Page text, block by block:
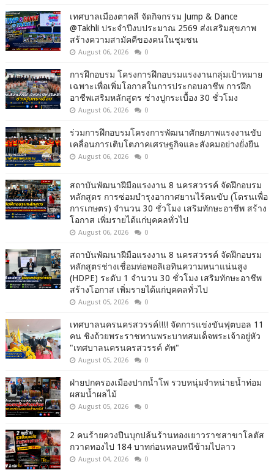
เทศบาลเมืองตาคลี จัดกิจกรรม Jump & Dance
@Takhli ประจำปีงบประมาณ 2569 ส่งเสริมสุขภาพ
สร้างความสามัคคีของคนในชุมชน
August 06, 2026 0
การฝึกอบรม โครงการฝึกอบรมแรงงานกลุ่มเป้าหมาย
เฉพาะเพื่อเพิ่มโอกาสในการประกอบอาชีพ การฝึก
อาชีพเสริมหลักสูตร ช่างปูกระเบื้อง 30 ชั่วโมง
August 06, 2026 0
ร่วมการฝึกอบรมโครงการพัฒนาศักยภาพแรงงานขับ
เคลื่อนการเติบโตภาคเศรษฐกิจและสังคมอย่างยั่งยืน
August 06, 2026 0
สถาบันพัฒนาฝีมือแรงงาน 8 นครสวรรค์ จัดฝึกอบรม
หลักสูตร การซ่อมบำรุงอากาศยานไร้คนขับ (โดรนเพื่อ
การเกษตร) จำนวน 30 ชั่วโมง เสริมทักษะอาชีพ สร้าง
โอกาส เพิ่มรายได้แก่บุคคลทั่วไป
August 06, 2026 0
สถาบันพัฒนาฝีมือแรงงาน 8 นครสวรรค์ จัดฝึกอบรม
หลักสูตรช่างเชื่อมท่อพอลิเอทินความหนาแน่นสูง
(HDPE) ระดับ 1 จำนวน 30 ชั่วโมง เสริมทักษะอาชีพ
สร้างโอกาส เพิ่มรายได้แก่บุคคลทั่วไป
August 05, 2026 0
เทศบาลนครนครสวรรค์!!!! จัดการแข่งขันฟุตบอล 11
คน ชิงถ้วยพระราชทานพระบาทสมเด็จพระเจ้าอยู่หัว
"เทศบาลนครนครสวรรค์ คัพ"
August 05, 2026 0
ฝ่ายปกครองเมืองปากน้ำโพ รวบหนุ่มจำหน่ายน้ำท่อม
ผสมน้ำผลไม้
August 05, 2026 0
2 คนร้ายควงปืนบุกปล้นร้านทองเยาวราชสาขาโลตัส
กวาดทองไป 184 บาทก่อนหลบหนีข้ามไปลาว
August 04, 2026 0